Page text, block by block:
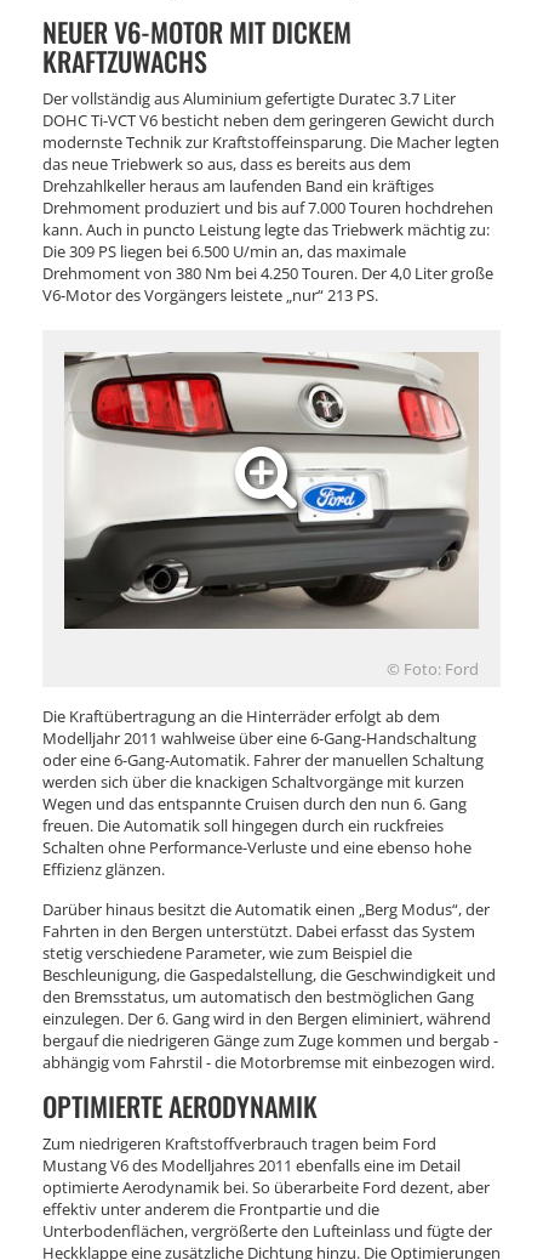
NEUER V6-MOTOR MIT DICKEM
KRAFTZUWACHS
Der vollständig aus Aluminium gefertigte Duratec 3.7 Liter
DOHC Ti-VCT V6 besticht neben dem geringeren Gewicht durch
modernste Technik zur Kraftstoffeinsparung. Die Macher legten
das neue Triebwerk so aus, dass es bereits aus dem
Drehzahlkeller heraus am laufenden Band ein kräftiges
Drehmoment produziert und bis auf 7.000 Touren hochdrehen
kann. Auch in puncto Leistung legte das Triebwerk mächtig zu:
Die 309 PS liegen bei 6.500 U/min an, das maximale
Drehmoment von 380 Nm bei 4.250 Touren. Der 4,0 Liter große
V6-Motor des Vorgängers leistete „nur“ 213 PS.
© Foto: Ford
Die Kraftübertragung an die Hinterräder erfolgt ab dem
Modelljahr 2011 wahlweise über eine 6-Gang-Handschaltung
oder eine 6-Gang-Automatik. Fahrer der manuellen Schaltung
werden sich über die knackigen Schaltvorgänge mit kurzen
Wegen und das entspannte Cruisen durch den nun 6. Gang
freuen. Die Automatik soll hingegen durch ein ruckfreies
Schalten ohne Performance-Verluste und eine ebenso hohe
Effizienz glänzen.
Darüber hinaus besitzt die Automatik einen „Berg Modus“, der
Fahrten in den Bergen unterstützt. Dabei erfasst das System
stetig verschiedene Parameter, wie zum Beispiel die
Beschleunigung, die Gaspedalstellung, die Geschwindigkeit und
den Bremsstatus, um automatisch den bestmöglichen Gang
einzulegen. Der 6. Gang wird in den Bergen eliminiert, während
bergauf die niedrigeren Gänge zum Zuge kommen und bergab -
abhängig vom Fahrstil - die Motorbremse mit einbezogen wird.
OPTIMIERTE AERODYNAMIK
Zum niedrigeren Kraftstoffverbrauch tragen beim Ford
Mustang V6 des Modelljahres 2011 ebenfalls eine im Detail
optimierte Aerodynamik bei. So überarbeite Ford dezent, aber
effektiv unter anderem die Frontpartie und die
Unterbodenflächen, vergrößerte den Lufteinlass und fügte der
Heckklappe eine zusätzliche Dichtung hinzu. Die Optimierungen